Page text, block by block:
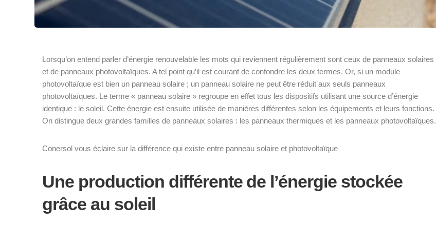
Lorsqu’on entend parler d’énergie renouvelable les mots qui reviennent régulièrement sont ceux de panneaux solaires
et de panneaux photovoltaïques. A tel point qu’il est courant de confondre les deux termes. Or, si un module
photovoltaïque est bien un panneau solaire ; un panneau solaire ne peut être réduit aux seuls panneaux
photovoltaïques. Le terme « panneau solaire » regroupe en effet tous les dispositifs utilisant une source d’énergie
identique : le soleil. Cette énergie est ensuite utilisée de manières différentes selon les équipements et leurs fonctions.
On distingue deux grandes familles de panneaux solaires : les panneaux thermiques et les panneaux photovoltaïques.
Conersol vous éclaire sur la différence qui existe entre panneau solaire et photovoltaïque
Une production différente de l’énergie stockée
grâce au soleil